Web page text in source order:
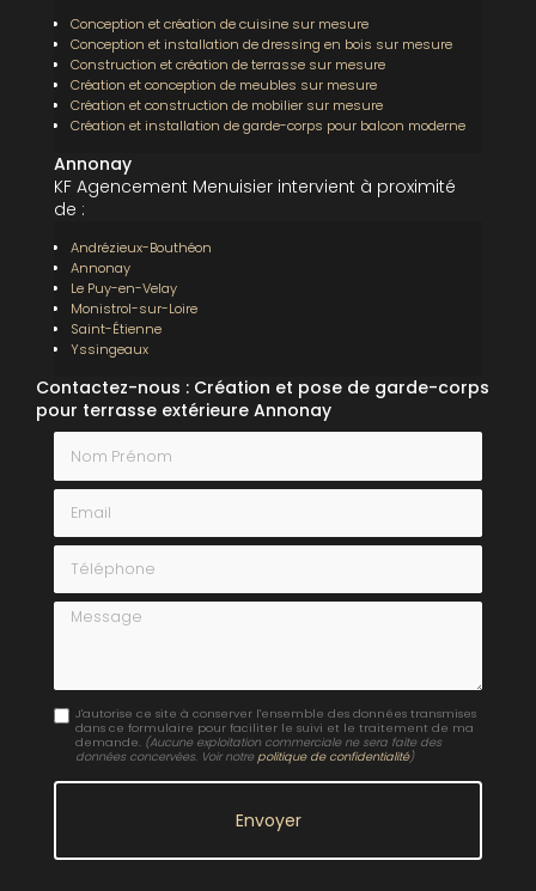
Conception et création de cuisine sur mesure
Conception et installation de dressing en bois sur mesure
Construction et création de terrasse sur mesure
Création et conception de meubles sur mesure
Création et construction de mobilier sur mesure
Création et installation de garde-corps pour balcon moderne
Annonay
KF Agencement Menuisier intervient à proximité
de :
Andrézieux-Bouthéon
Annonay
Le Puy-en-Velay
Monistrol-sur-Loire
Saint-Étienne
Yssingeaux
Contactez-nous : Création et pose de garde-corps
pour terrasse extérieure Annonay
Nom Prénom
Email
Téléphone
Message
J'autorise ce site à conserver l'ensemble des données transmises
dans ce formulaire pour faciliter le suivi et le traitement de ma
demande. (Aucune exploitation commerciale ne sera faite des
données concervées. Voir notre politique de confidentialité)